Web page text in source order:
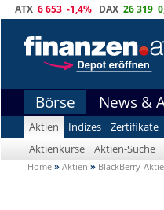
ATX 6 653 -1,4% DAX 26 319
Börse News &
Aktien Indizes Zertifikate
Aktienkurse
Aktien-Suche
Home » Aktien » BlackBerry-Aktie